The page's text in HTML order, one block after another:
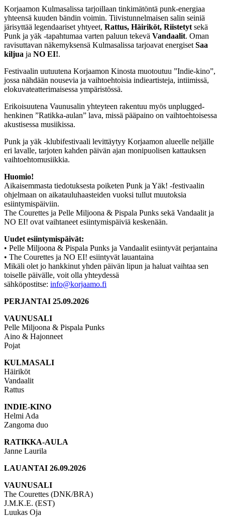
Korjaamon Kulmasalissa tarjoillaan tinkimätöntä punk-energiaa
yhteensä kuuden bändin voimin. Tiivistunnelmaisen salin seiniä
järisyttää legendaariset yhtyeet, Rattus, Häiriköt, Riistetyt sekä
Punk ja yäk -tapahtumaa varten paluun tekevä Vandaalit. Oman
ravisuttavan näkemyksensä Kulmasalissa tarjoavat energiset Saa
kiljua ja NO EI!.
Festivaalin uutuutena Korjaamon Kinosta muotoutuu ”Indie-kino”,
jossa nähdään nousevia ja vaihtoehtoisia indieartisteja, intiimissä,
elokuvateatterimaisessa ympäristössä.
Erikoisuutena Vaunusalin yhteyteen rakentuu myös unplugged-
henkinen ”Ratikka-aulan” lava, missä pääpaino on vaihtoehtoisessa
akustisessa musiikissa.
Punk ja yäk -klubifestivaali levittäytyy Korjaamon alueelle neljälle
eri lavalle, tarjoten kahden päivän ajan monipuolisen kattauksen
vaihtoehtomusiikkia.
Huomio!
Aikaisemmasta tiedotuksesta poiketen Punk ja Yäk! -festivaalin
ohjelmaan on aikatauluhaasteiden vuoksi tullut muutoksia
esiintymispäiviin.
The Courettes ja Pelle Miljoona & Pispala Punks sekä Vandaalit ja
NO EI! ovat vaihtaneet esiintymispäiviä keskenään.
Uudet esiintymispäivät:
• Pelle Miljoona & Pispala Punks ja Vandaalit esiintyvät perjantaina
• The Courettes ja NO EI! esiintyvät lauantaina
Mikäli olet jo hankkinut yhden päivän lipun ja haluat vaihtaa sen
toiselle päivälle, voit olla yhteydessä
sähköpostitse: info@korjaamo.fi
PERJANTAI 25.09.2026
VAUNUSALI
Pelle Miljoona & Pispala Punks
Aino & Hajonneet
Pojat
KULMASALI
Häiriköt
Vandaalit
Rattus
INDIE-KINO
Helmi Ada
Zangoma duo
RATIKKA-AULA
Janne Laurila
LAUANTAI 26.09.2026
VAUNUSALI
The Courettes (DNK/BRA)
J.M.K.E. (EST)
Luukas Oja